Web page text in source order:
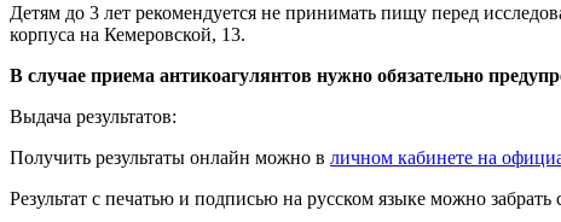
Детям до 3 лет рекомендуется не принимать пищу перед
корпуса на Кемеровской, 13.
В случае приема антикоагулянтов нужно обязательно
Выдача результатов:
Получить результаты онлайн можно в личном кабинете на
Результат с печатью и подписью на русском языке можно